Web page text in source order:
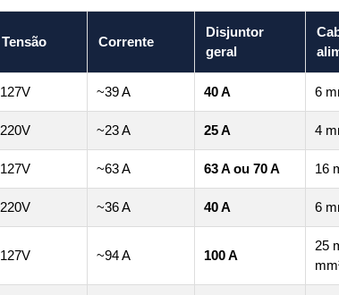
Tensão Corrente
Disjuntor
geral
127V ~39 A 40 A 6
220V ~23 A 25 A 4
127V ~63 A 63 A ou 70 A 16
220V ~36 A 40 A 6
127V ~94 A 100 A
25